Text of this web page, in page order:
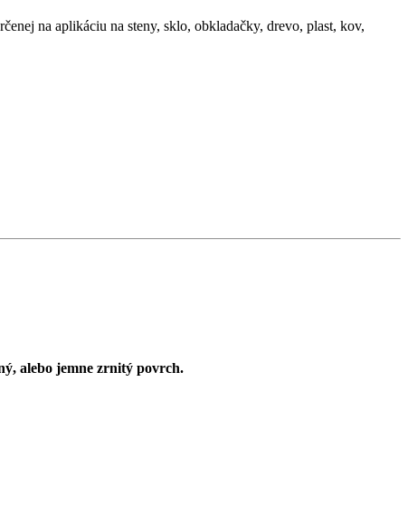
na aplikáciu na steny, sklo, obkladačky, drevo, plast, kov,
alebo jemne zrnitý povrch.